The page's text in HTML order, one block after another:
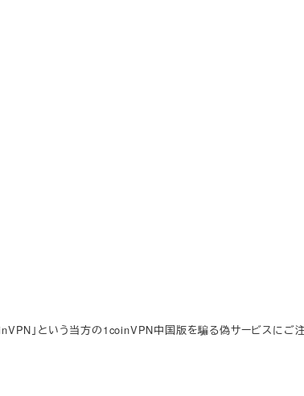
」という当方の1coinVPN中国版を騙る偽サービスにご